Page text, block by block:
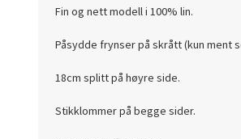
Fin og nett modell i 100% lin.
Påsydde frynser på skrått (kun ment
18cm splitt på høyre side.
Stikklommer på begge sider.